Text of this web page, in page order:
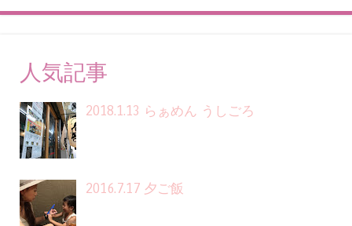
人気記事
2018.1.13 らぁめん うしごろ
2016.7.17 夕ご飯